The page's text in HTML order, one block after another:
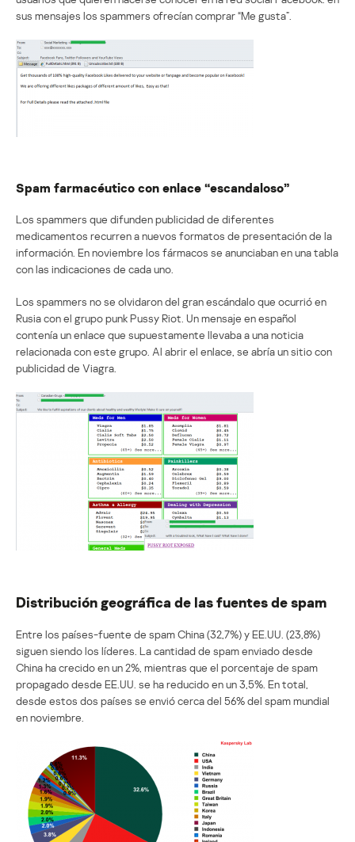
sus mensajes los spammers ofrecían comprar “Me gusta”.
Spam farmacéutico con enlace “escandaloso”
Los spammers que difunden publicidad de diferentes
medicamentos recurren a nuevos formatos de presentación de la
información. En noviembre los fármacos se anunciaban en una tabla
con las indicaciones de cada uno.
Los spammers no se olvidaron del gran escándalo que ocurrió en
Rusia con el grupo punk Pussy Riot. Un mensaje en español
contenía un enlace que supuestamente llevaba a una noticia
relacionada con este grupo. Al abrir el enlace, se abría un sitio con
publicidad de Viagra.
Distribución geográfica de las fuentes de spam
Entre los países-fuente de spam China (32,7%) y EE.UU. (23,8%)
siguen siendo los líderes. La cantidad de spam enviado desde
China ha crecido en un 2%, mientras que el porcentaje de spam
propagado desde EE.UU. se ha reducido en un 3,5%. En total,
desde estos dos países se envió cerca del 56% del spam mundial
en noviembre.